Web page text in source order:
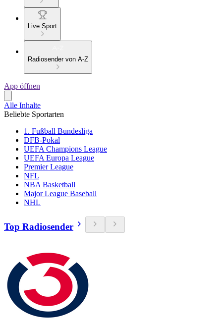
Live Sport
Radiosender von A-Z
App öffnen
Alle Inhalte
Beliebte Sportarten
1. Fußball Bundesliga
DFB-Pokal
UEFA Champions League
UEFA Europa League
Premier League
NFL
NBA Basketball
Major League Baseball
NHL
Top Radiosender